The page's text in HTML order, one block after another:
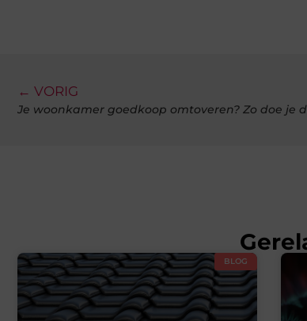
← VORIG
Je woonkamer goedkoop omtoveren? Zo doe je
BLOG